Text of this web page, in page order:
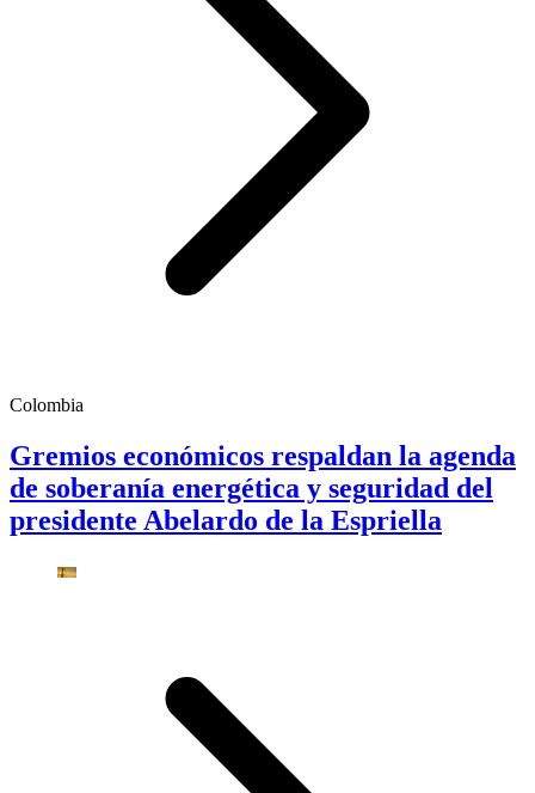
Colombia
Gremios económicos respaldan la agenda
de soberanía energética y seguridad del
presidente Abelardo de la Espriella